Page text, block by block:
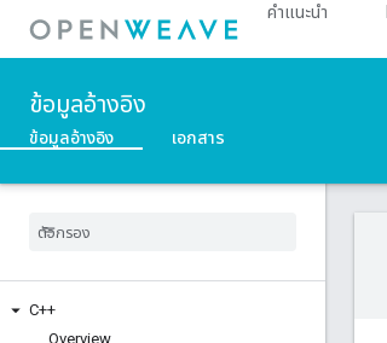
คำแนะนำ
ข้อมูลอ้างอิง
ข้อมูลอ้างอิง เอกสาร
C++
Overview